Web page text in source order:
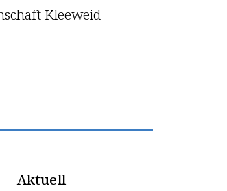
Kleeweid
Aktuell